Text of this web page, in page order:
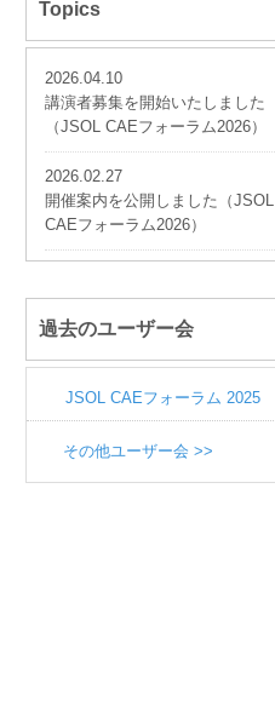
Topics
2026.04.10
講演者募集を開始いたしました
（JSOL CAEフォーラム2026）
2026.02.27
開催案内を公開しました（JSOL
CAEフォーラム2026）
過去のユーザー会
JSOL CAEフォーラム 2025
その他ユーザー会 >>